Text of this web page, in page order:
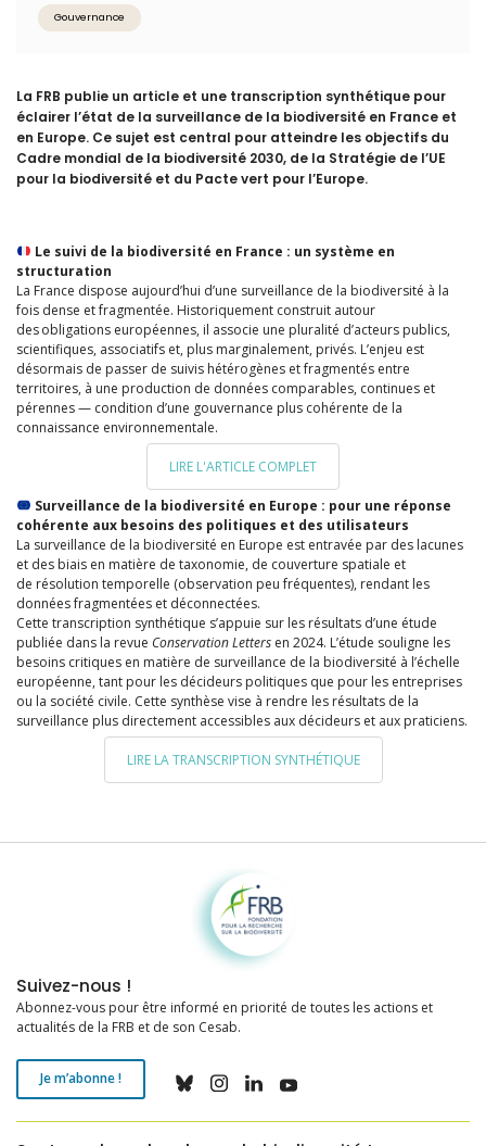
Gouvernance
La FRB publie un article et une transcription synthétique pour
éclairer l’état de la surveillance de la biodiversité en France et
en Europe. Ce sujet est central pour atteindre les objectifs du
Cadre mondial de la biodiversité 2030, de la Stratégie de l’UE
pour la biodiversité et du Pacte vert pour l’Europe.
Le suivi de la biodiversité en France : un système en
structuration
La France dispose aujourd’hui d’une surveillance de la biodiversité à la
fois dense et fragmentée. Historiquement construit autour
des obligations européennes, il associe une pluralité d’acteurs publics,
scientifiques, associatifs et, plus marginalement, privés. L’enjeu est
désormais de passer de suivis hétérogènes et fragmentés entre
territoires, à une production de données comparables, continues et
pérennes — condition d’une gouvernance plus cohérente de la
connaissance environnementale.
LIRE L'ARTICLE COMPLET
Surveillance de la biodiversité en Europe : pour une réponse
cohérente aux besoins des politiques et des utilisateurs
La surveillance de la biodiversité en Europe est entravée par des lacunes
et des biais en matière de taxonomie, de couverture spatiale et
de résolution temporelle (observation peu fréquentes), rendant les
données fragmentées et déconnectées.
Cette transcription synthétique s’appuie sur les résultats d’une étude
publiée dans la revue Conservation Letters en 2024. L’étude souligne les
besoins critiques en matière de surveillance de la biodiversité à l’échelle
européenne, tant pour les décideurs politiques que pour les entreprises
ou la société civile. Cette synthèse vise à rendre les résultats de la
surveillance plus directement accessibles aux décideurs et aux praticiens.
LIRE LA TRANSCRIPTION SYNTHÉTIQUE
Fondation pour la recherche sur la biodiversité
Suivez-nous !
Abonnez-vous pour être informé en priorité de toutes les actions et
actualités de la FRB et de son Cesab.
Je m’abonne !